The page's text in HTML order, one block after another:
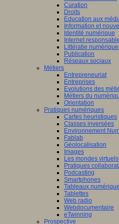
Curation
Droits
Education aux
Information et
Identité numérique
Internet responsable
Littératie numérique
Publication
Réseaux sociaux
Métiers
Entrepreneuriat
Entreprises
Evolutions des
Métiers du
Orientation
Pratiques numériques
Cartes heuristiques
Classes inversées
Environnement
Fablab
Géolocalisation
Images
Les mondes
Pratiques
Podcasting
Smartphones
Tableaux
Tablettes
Web radio
Webdocumentaire
eTwinning
Prospective